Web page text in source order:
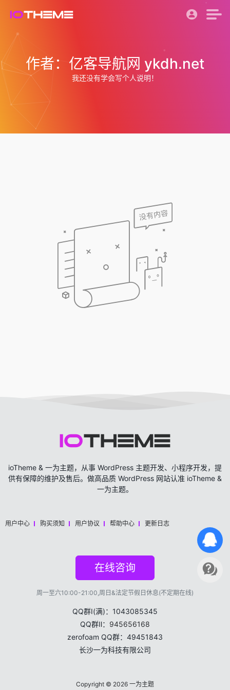
作者：亿客导航网 ykdh.net
我还没有学会写个人说明！
ioTheme & 一为主题，从事 WordPress 主题开发、小程序开发，提
供有保障的维护及售后。做高品质 WordPress 网站认准 ioTheme &
一为主题。
用户中心 购买须知 用户协议 帮助中心 更新日志
在线咨询
周一至六10:00-21:00,周日&法定节假日休息(不定期在线)
QQ群Ⅰ(满)：1043085345
QQ群Ⅱ： 945656168
zerofoam QQ群：49451843
长沙一为科技有限公司
Copyright © 2026 一为主题